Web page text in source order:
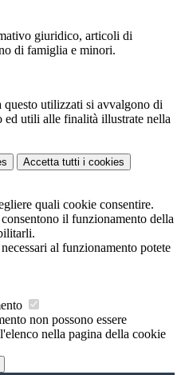
giuridico, articoli di
di famiglia e minori.
utilizzati si avvalgono di
ed utili alle finalità illustrate nella
Accetta tutti i cookies
quali cookie consentire.
il funzionamento della
al funzionamento potete
non possono essere
nella pagina della cookie